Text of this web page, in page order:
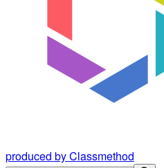
produced by Classmethod